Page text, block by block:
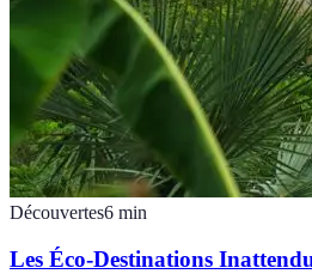
Découvertes6 min
Les Éco-Destinations